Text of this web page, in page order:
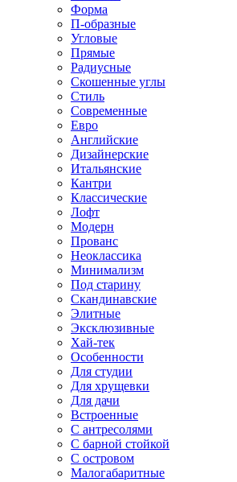
Форма
П-образные
Угловые
Прямые
Радиусные
Скошенные углы
Стиль
Современные
Евро
Английские
Дизайнерские
Итальянские
Кантри
Классические
Лофт
Модерн
Прованс
Неоклассика
Минимализм
Под старину
Скандинавские
Элитные
Эксклюзивные
Хай-тек
Особенности
Для студии
Для хрущевки
Для дачи
Встроенные
С антресолями
С барной стойкой
С островом
Малогабаритные